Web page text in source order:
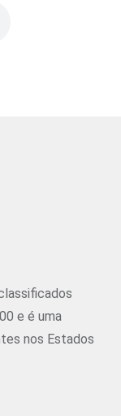
e é uma
nos Estados